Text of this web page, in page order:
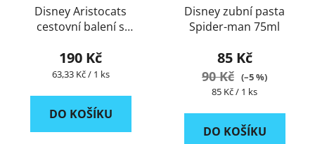
Disney Aristocats
cestovní balení s
190 Kč
Měrná
63,33 Kč / 1 ks
DO KOŠÍKU
Disney zubní pasta
Spider-man 75ml
85 Kč
90 Kč (–5 %)
Měrná
85 Kč / 1 ks
DO KOŠÍKU